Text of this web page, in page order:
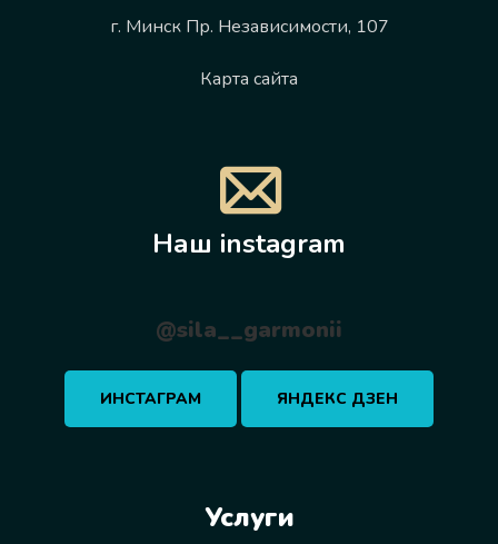
г. Минск Пр. Независимости, 107
Карта сайта
Наш instagram
@sila__garmonii
ИНСТАГРАМ ЯНДЕКС ДЗЕН
Услуги